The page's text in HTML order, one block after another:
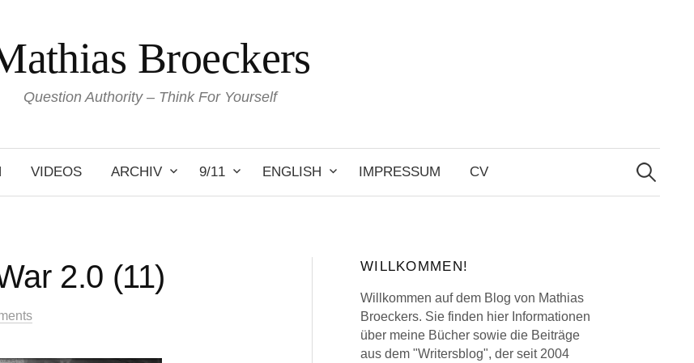
Broeckers
Question Authority – Think For Yourself
VIDEOS ARCHIV 9/11 ENGLISH IMPRESSUM CV
Search
for:
2.0 (11) WILLKOMMEN!
Willkommen auf dem Blog von Mathias
Broeckers. Sie finden hier Informationen
über meine Bücher sowie die Beiträge
aus dem "Writersblog", der seit 2004